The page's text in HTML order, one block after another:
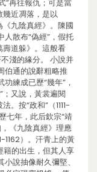
”再往報仇；可是當
幾近凋落，是以
《九陰真經》。陳國
散布“偽經”，假托
壽道躲》。這般看
淺的緣分。 小說并
伯通的說辭粗略推
練成已歷“幾年”，
；又說，黃裳遍閱
。按“政和”（1111-
七年，此后欽宗“靖
《九陰真經》理應
1162）。汗青上的黃
籍的出生，但其人享
說抽像耐久彌堅、